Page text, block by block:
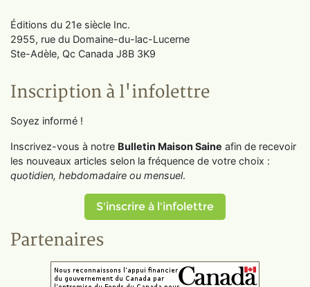
Éditions du 21e siècle Inc.
2955, rue du Domaine-du-lac-Lucerne
Ste-Adèle, Qc Canada J8B 3K9
Inscription à l'infolettre
Soyez informé !
Inscrivez-vous à notre Bulletin Maison Saine afin de recevoir
les nouveaux articles selon la fréquence de votre choix :
quotidien, hebdomadaire ou mensuel.
S'inscrire à l'infolettre
Partenaires